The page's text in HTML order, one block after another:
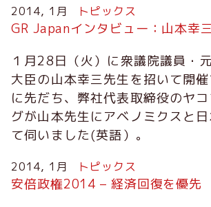
2014, 1月 トピックス
GR Japanインタビュー：山本幸
１月28日（火）に衆議院議員・
大臣の山本幸三先生を招いて開
に先だち、弊社代表取締役のヤ
グが山本先生にアベノミクスと
て伺いました(英語）。
2014, 1月 トピックス
安倍政権2014 – 経済回復を優先